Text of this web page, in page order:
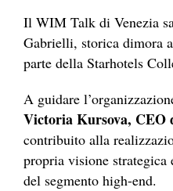
Il WIM Talk di Venezia
Gabrielli, storica dimora
parte della Starhotels
A guidare
Victoria Kursova, CEO
contribuito alla
propria visione strategica
del segmento high-end.